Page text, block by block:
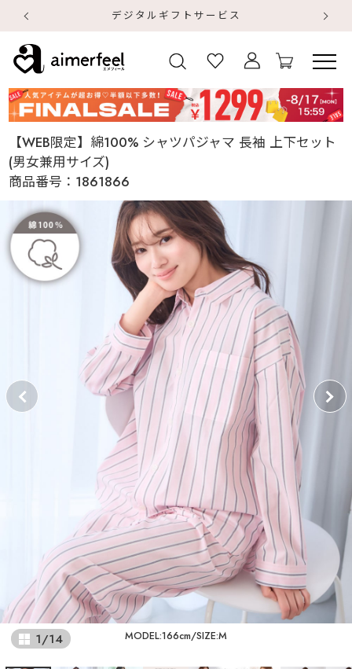
デジタルギフトサービス
【WEB限定】綿100% シャツパジャマ 長袖 上下セット
(男女兼用サイズ)
商品番号： 1861866
MODEL:166cm/SIZE:M
1/14